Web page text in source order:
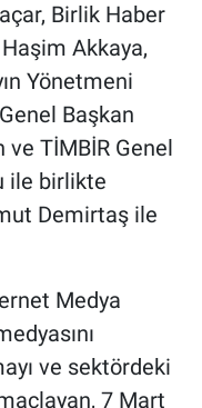
Birlik Haber
Akkaya,
Yönetmeni
Başkan
ve TİMBİR Genel
ile birlikte
Demirtaş ile
Medya
ve sektördeki
7 Mart